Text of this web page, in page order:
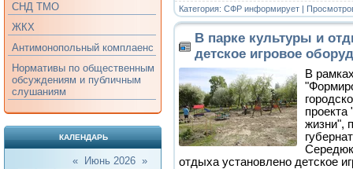
СНД ТМО
ЖКХ
Антимонопольный комплаенс
Нормативы по общественным
обсуждениям и публичным
слушаниям
КАЛЕНДАРЬ
« Июнь 2026 »
Категория: СФР информирует |
В парке культуры и
детское игровое
В
жизни",
отдыха установлено детское